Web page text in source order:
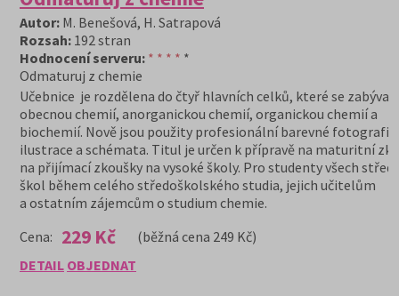
Autor: M. Benešová, H. Satrapová
Rozsah: 192 stran
Hodnocení serveru: * * * * *
Odmaturuj z chemie
Učebnice je rozdělena do čtyř hlavních celků, které se zabývají
obecnou chemií, anorganickou chemií, organickou chemií a
biochemií. Nově jsou použity profesionální barevné fotografie,
ilustrace a schémata. Titul je určen k přípravě na maturitní
na přijímací zkoušky na vysoké školy. Pro studenty všech
škol během celého středoškolského studia, jejich učitelům
a ostatním zájemcům o studium chemie.
Cena: 229 Kč
(běžná cena 249 Kč)
DETAIL OBJEDNAT